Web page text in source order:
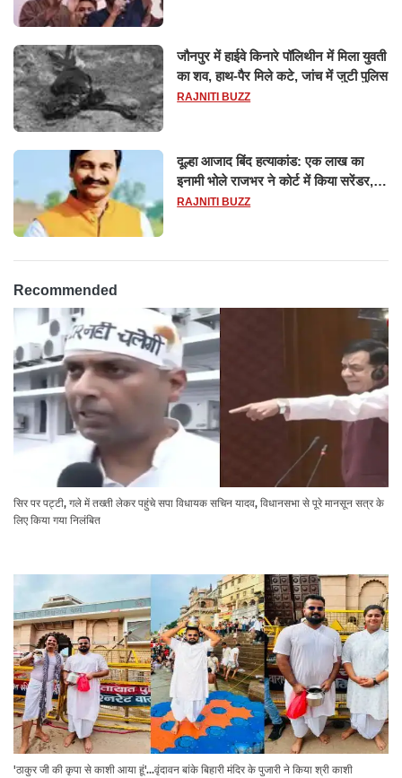
जौनपुर में हाईवे किनारे पॉलिथीन में मिला युवती
का शव, हाथ-पैर मिले कटे, जांच में जुटी पुलिस
RAJNITI BUZZ
दूल्हा आजाद बिंद हत्याकांड: एक लाख का
इनामी भोले राजभर ने कोर्ट में किया सरेंडर,
14 दिन के लिए भेजा गया जेल
RAJNITI BUZZ
Recommended
सिर पर पट्टी, गले में तख्ती लेकर पहुंचे सपा विधायक सचिन यादव, विधानसभा से पूरे मानसून सत्र के
लिए किया गया निलंबित
'ठाकुर जी की कृपा से काशी आया हूं'...वृंदावन बांके बिहारी मंदिर के पुजारी ने किया श्री काशी